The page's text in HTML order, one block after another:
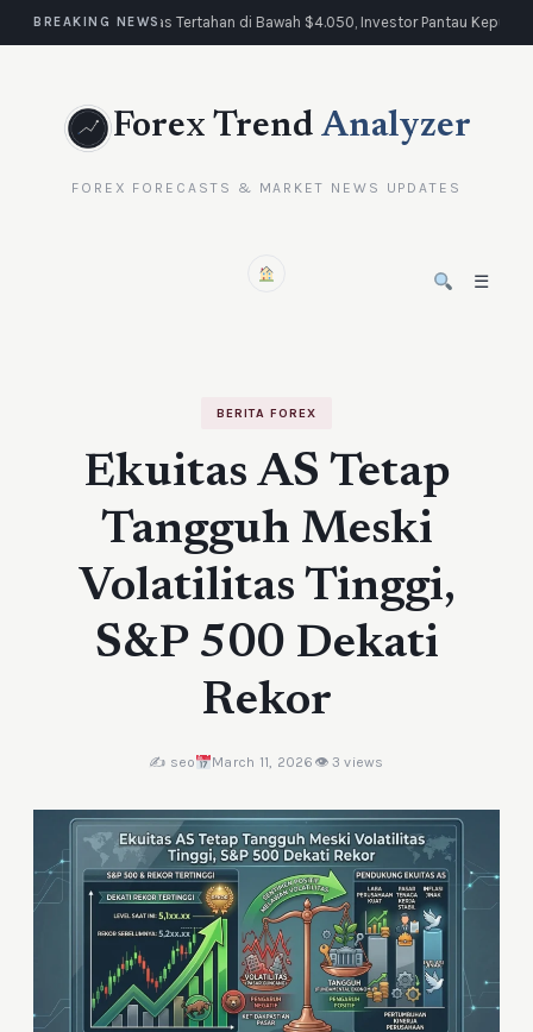
BREAKING NEWSEmas Tertahan di Bawah $4.050, Investor Pantau
Forex Trend Analyzer
FOREX FORECASTS & MARKET NEWS UPDATES
☰
BERITA FOREX
Ekuitas AS Tetap
Tangguh Meski
Volatilitas Tinggi,
S&P 500 Dekati
Rekor
✍️ seo March 11, 2026 👁 3 views